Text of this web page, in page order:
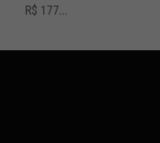
R$ 177...